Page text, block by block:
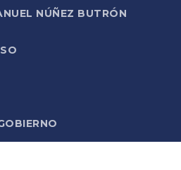
NÚÑEZ BUTRÓN